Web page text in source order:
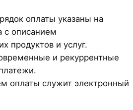
оплаты указаны на
с описанием
продуктов и услуг.
и рекуррентные
оплаты служит электронный